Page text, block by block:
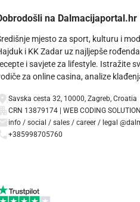
na Dalmacijaportal.hr
mjesto za sport, kulturu i
i KK Zadar uz najljepše
i savjete za lifestyle. Istražite
za online casina, analize
Savska cesta 32, 10000, Zagreb, Croatia
CRN 13879174 | WEB CODING
info / social / sales / career / legal
+385998705760